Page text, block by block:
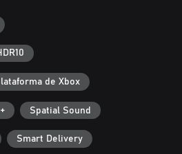
de Xbox
Spatial Sound
Smart Delivery